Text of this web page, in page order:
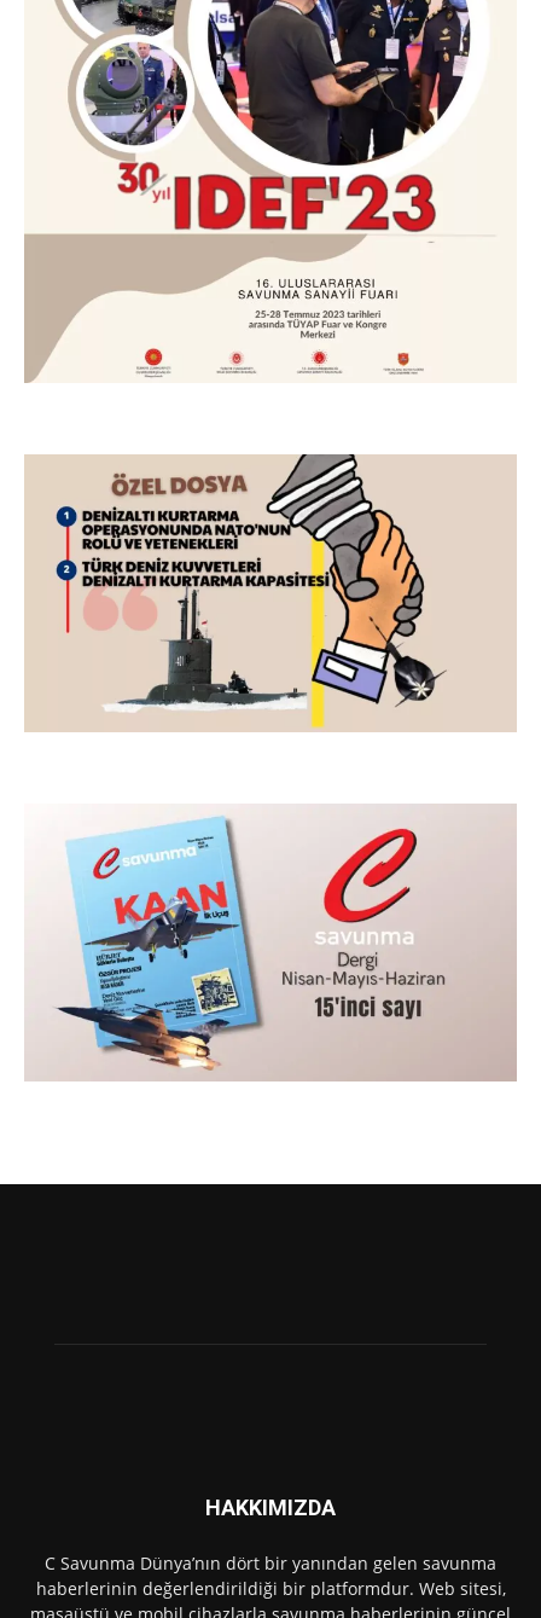
HAKKIMIZDA
C Savunma Dünya’nın dört bir yanından gelen savunma
haberlerinin değerlendirildiği bir platformdur. Web sitesi,